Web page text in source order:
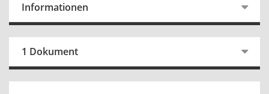
Informationen
1 Dokument